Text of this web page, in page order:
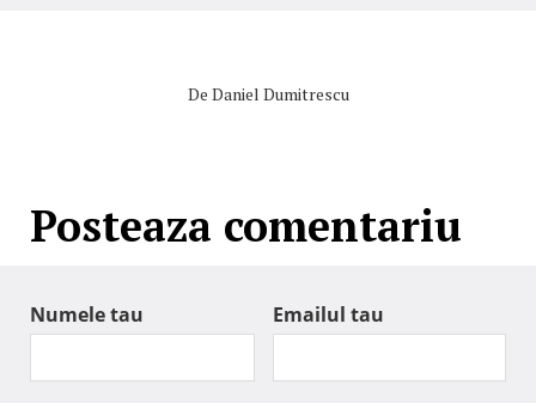
De Daniel Dumitrescu
Posteaza comentariu
Numele tau Emailul tau